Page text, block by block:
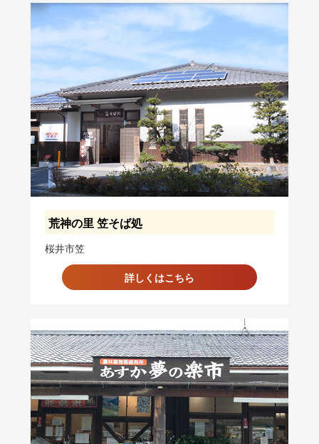
荒神の里 笠そば処
桜井市笠
詳しくはこちら